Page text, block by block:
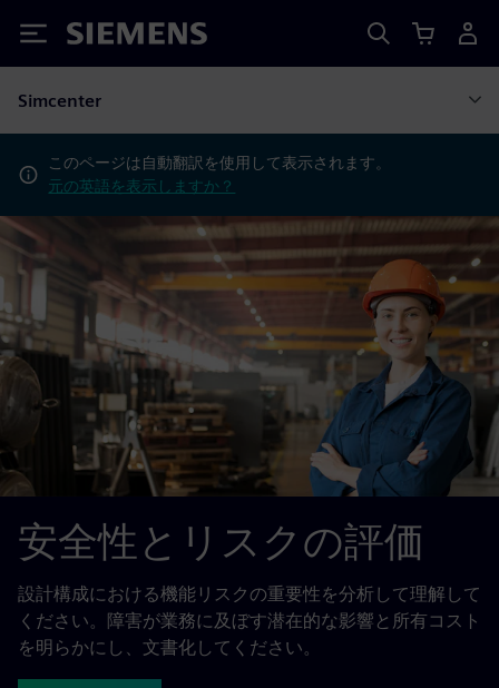
Siemens
Simcenter
このページは自動翻訳を使用して表示されます。
元の英語を表示しますか？
安全性とリスクの評価
設計構成における機能リスクの重要性を分析して理解して
ください。障害が業務に及ぼす潜在的な影響と所有コスト
を明らかにし、文書化してください。